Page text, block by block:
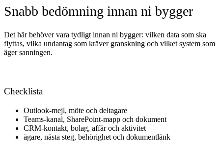
Snabb bedömning innan ni bygger
Det här behöver vara tydligt innan ni bygger: vilken data som ska
flyttas, vilka undantag som kräver granskning och vilket system som
äger sanningen.
Checklista
Outlook-mejl, möte och deltagare
Teams-kanal, SharePoint-mapp och dokument
CRM-kontakt, bolag, affär och aktivitet
ägare, nästa steg, behörighet och dokumentlänk